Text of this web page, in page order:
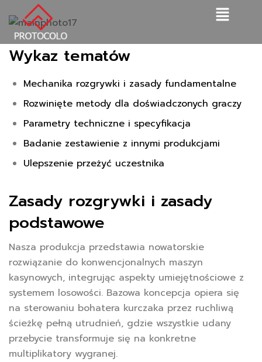
Wykaz tematów
Mechanika rozgrywki i zasady fundamentalne
Rozwinięte metody dla doświadczonych graczy
Parametry techniczne i specyfikacja
Badanie zestawienie z innymi produkcjami
Ulepszenie przeżyć uczestnika
Zasady rozgrywki i zasady
podstawowe
Nasza produkcja przedstawia nowatorskie
rozwiązanie do konwencjonalnych maszyn
kasynowych, integrując aspekty umiejętnościowe z
systemem losowości. Bazowa koncepcja opiera się
na sterowaniu bohatera kurczaka przez ruchliwą
ścieżkę pełną utrudnień, gdzie wszystkie udany
przebycie transformuje się na konkretne
multiplikatory wygranej.